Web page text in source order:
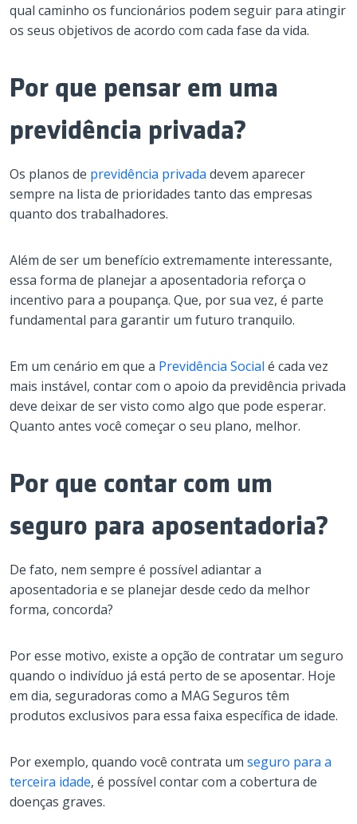
qual caminho os funcionários podem seguir para atingir
os seus objetivos de acordo com cada fase da vida.
Por que pensar em uma
previdência privada?
Os planos de previdência privada devem aparecer
sempre na lista de prioridades tanto das empresas
quanto dos trabalhadores.
Além de ser um benefício extremamente interessante,
essa forma de planejar a aposentadoria reforça o
incentivo para a poupança. Que, por sua vez, é parte
fundamental para garantir um futuro tranquilo.
Em um cenário em que a Previdência Social é cada vez
mais instável, contar com o apoio da previdência privada
deve deixar de ser visto como algo que pode esperar.
Quanto antes você começar o seu plano, melhor.
Por que contar com um
seguro para aposentadoria?
De fato, nem sempre é possível adiantar a
aposentadoria e se planejar desde cedo da melhor
forma, concorda?
Por esse motivo, existe a opção de contratar um seguro
quando o indivíduo já está perto de se aposentar. Hoje
em dia, seguradoras como a MAG Seguros têm
produtos exclusivos para essa faixa específica de idade.
Por exemplo, quando você contrata um seguro para a
terceira idade, é possível contar com a cobertura de
doenças graves.